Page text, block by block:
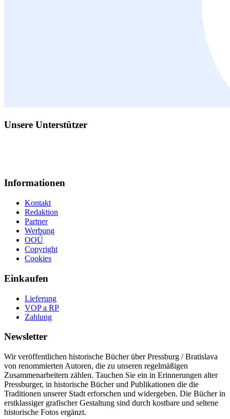
Unsere Unterstützer
Informationen
Kontakt
Redaktion
Partner
Werbung
OOÚ
Copyright
Cookies
Einkaufen
Lieferung
VOP a RP
Zahlung
Newsletter
Wir veröffentlichen historische Bücher über Pressburg / Bratislava
von renommierten Autoren, die zu unseren regelmäßigen
Zusammenarbeitern zählen. Tauchen Sie ein in Erinnerungen alter
Pressburger, in historische Bücher und Publikationen die die
Traditionen unserer Stadt erforschen und widergeben. Die Bücher in
erstklassiger grafischer Gestaltung sind durch kostbare und seltene
historische Fotos ergänzt.